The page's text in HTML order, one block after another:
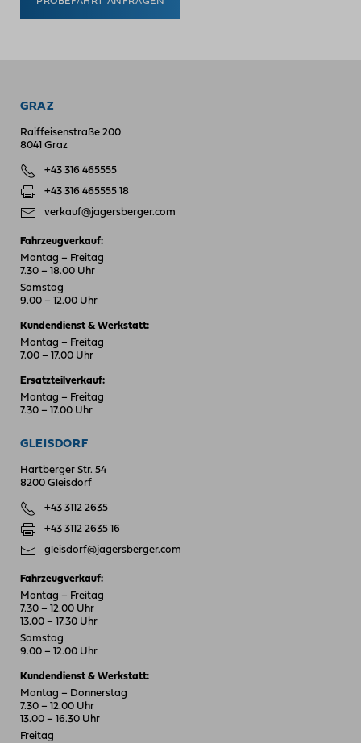
GRAZ
Raiffeisenstraße 200
8041 Graz
+43 316 465555
+43 316 465555 18
verkauf@jagersberger.com
Fahrzeugverkauf:
Montag – Freitag
7.30 – 18.00 Uhr
Samstag
9.00 – 12.00 Uhr
Kundendienst & Werkstatt:
Montag – Freitag
7.00 – 17.00 Uhr
Ersatzteilverkauf:
Montag – Freitag
7.30 – 17.00 Uhr
GLEISDORF
Hartberger Str. 54
8200 Gleisdorf
+43 3112 2635
+43 3112 2635 16
gleisdorf@jagersberger.com
Fahrzeugverkauf:
Montag – Freitag
7.30 – 12.00 Uhr
13.00 – 17.30 Uhr
Samstag
9.00 – 12.00 Uhr
Kundendienst & Werkstatt:
Montag – Donnerstag
7.30 – 12.00 Uhr
13.00 – 16.30 Uhr
Freitag